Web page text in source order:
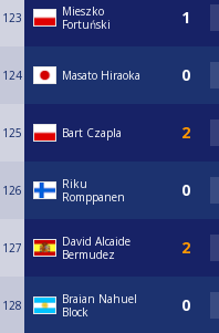
123
Mieszko
Fortuński
124 Masato Hiraoka
125 Bart Czapla
126
Riku
Romppanen
127
David Alcaide
Bermudez
128
Braian Nahuel
Block